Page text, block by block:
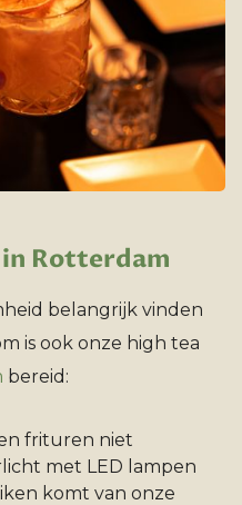
Rotterdam
belangrijk vinden
is ook onze high tea
bereid:
frituren niet
met LED lampen
komt van onze